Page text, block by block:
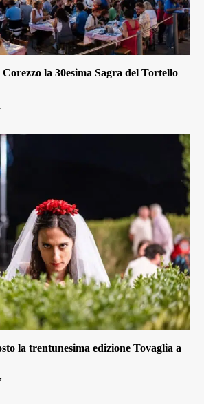
la 30esima Sagra del Tortello
la trentunesima edizione Tovaglia a